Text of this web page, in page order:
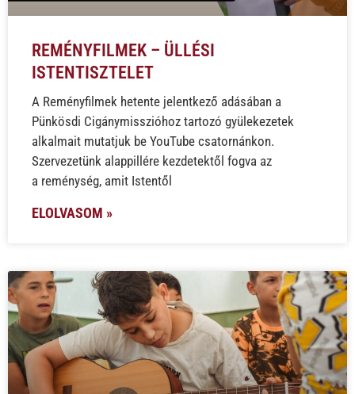
REMÉNYFILMEK – ÜLLÉSI
ISTENTISZTELET
A Reményfilmek hetente jelentkező adásában a
Pünkösdi Cigánymisszióhoz tartozó gyülekezetek
alkalmait mutatjuk be YouTube csatornánkon.
Szervezetünk alappillére kezdetektől fogva az
a reménység, amit Istentől
ELOLVASOM »